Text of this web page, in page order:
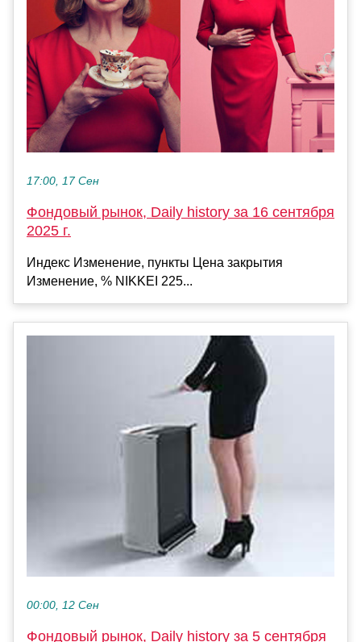
17:00, 17 Сен
Фондовый рынок, Daily history за 16 сентября
2025 г.
Индекс Изменение, пункты Цена закрытия
Изменение, % NIKKEI 225...
00:00, 12 Сен
Фондовый рынок, Daily history за 5 сентября